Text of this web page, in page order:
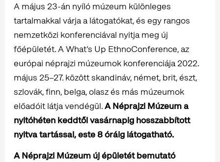
A május 23-án nyíló múzeum különleges
tartalmakkal várja a látogatókat, és egy rangos
nemzetközi konferenciával nyitja meg új
főépületét. A What’s Up EthnoConference, az
európai néprajzi múzeumok konferenciája 2022.
május 25–27. között skandináv, német, brit, észt,
szlovák, finn, belga, olasz és más múzeumok
előadóit látja vendégül.A Néprajzi Múzeum a
nyitóhéten keddtől vasárnapig hosszabbított
nyitva tartással, este 8 óráig látogatható.
A Néprajzi Múzeum új épületét bemutató